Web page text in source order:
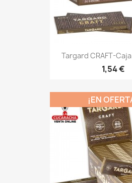
Targard CRAFT-
1,54 €
¡EN